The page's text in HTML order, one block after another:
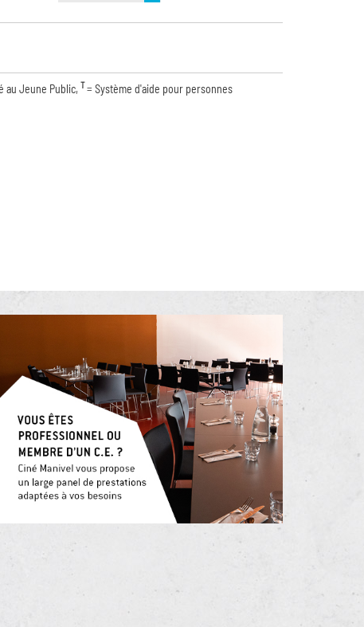
au Jeune Public, T = Système d'aide pour personnes